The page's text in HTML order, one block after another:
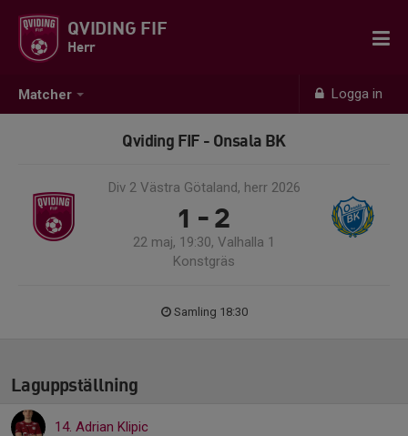
Matcher Logga in
QVIDING FIF
Herr
Qviding FIF - Onsala BK
Div 2 Västra Götaland, herr 2026
1 - 2
22 maj, 19:30, Valhalla 1
Konstgräs
Samling 18:30
Laguppställning
14. Adrian Klipic